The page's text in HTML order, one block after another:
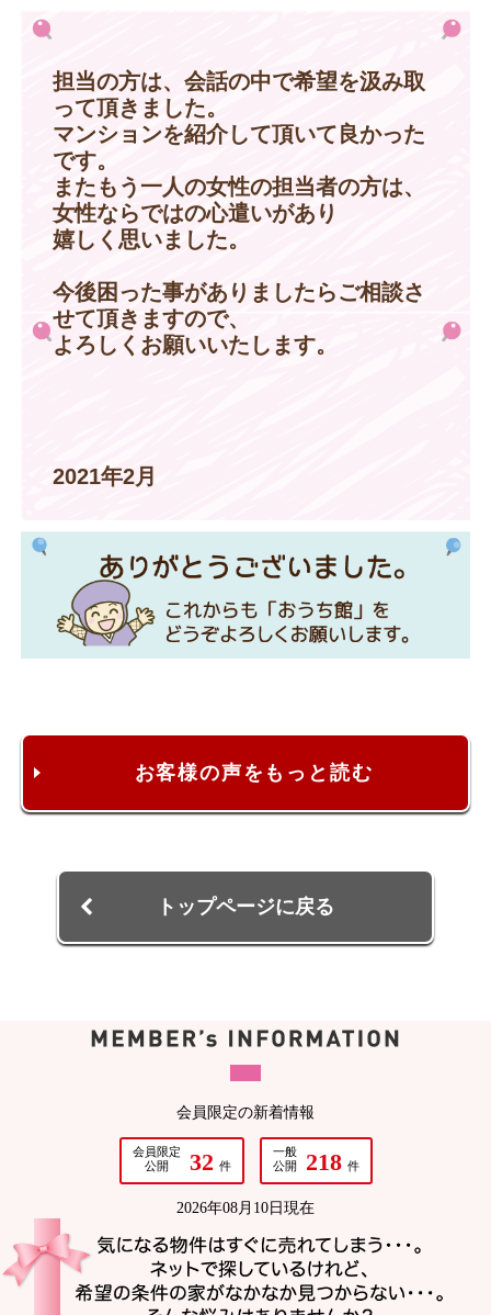
担当の方は、会話の中で希望を汲み取
って頂きました。
マンションを紹介して頂いて良かった
です。
またもう一人の女性の担当者の方は、
女性ならではの心遣いがあり
嬉しく思いました。
今後困った事がありましたらご相談さ
せて頂きますので、
よろしくお願いいたします。
2021年2月
お客様の声をもっと読む
トップページに戻る
会員限定の新着情報
会員限定
公開
32 件
一般
公開
218 件
2026年08月10日現在